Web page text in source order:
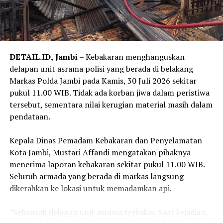
mempercayai pesan, telepon, atau akun WhatsApp yang
mengatasnamakan pejabat Kejaksaan. Masyarakat juga
diminta tidak memberikan data pribadi, informasi
perbankan, kode OTP, maupun melakukan transfer dana
kepada pihak yang mengaku sebagai pejabat Kejaksaan.
‎Selain itu, masyarakat diimbau selalu melakukan
konfirmasi melalui kanal resmi Kejati Jambi apabila
menerima permintaan yang mencurigakan, serta segera
melaporkannya kepada aparat penegak hukum apabila
menemukan atau menjadi korban modus penipuan
tersebut.
‎Kejati Jambi menyatakan akan terus berkoordinasi
dengan aparat penegak hukum untuk menindaklanjuti
setiap laporan dan mengusut pihak-pihak yang
menyalahgunakan nama baik institusi Kejaksaan dalam
DETAIL.ID, Jambi– Kebakaran menghanguskan
delapan unit asrama polisi yang berada di belakang
Markas Polda Jambi pada Kamis, 30 Juli 2026 sekitar
pukul 11.00 WIB. Tidak ada korban jiwa dalam peristiwa
tersebut, sementara nilai kerugian material masih dalam
pendataan.
‎Kepala Dinas Pemadam Kebakaran dan Penyelamatan
Kota Jambi, Mustari Affandi mengatakan pihaknya
menerima laporan kebakaran sekitar pukul 11.00 WIB.
Seluruh armada yang berada di markas langsung
dikerahkan ke lokasi untuk memadamkan api.